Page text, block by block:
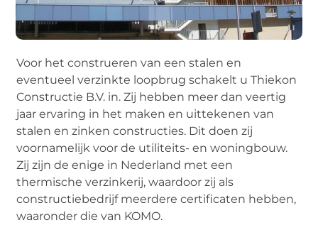
Voor het construeren van een stalen en
eventueel verzinkte loopbrug schakelt u Thiekon
Constructie B.V. in. Zij hebben meer dan veertig
jaar ervaring in het maken en uittekenen van
stalen en zinken constructies. Dit doen zij
voornamelijk voor de utiliteits- en woningbouw.
Zij zijn de enige in Nederland met een
thermische verzinkerij, waardoor zij als
constructiebedrijf meerdere certificaten hebben,
waaronder die van KOMO.